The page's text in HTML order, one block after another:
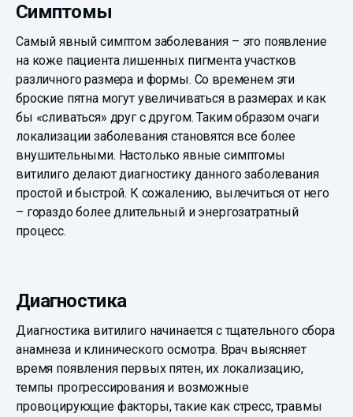
Симптомы
Самый явный симптом заболевания – это появление
на коже пациента лишенных пигмента участков
различного размера и формы. Со временем эти
броские пятна могут увеличиваться в размерах и как
бы «сливаться» друг с другом. Таким образом очаги
локализации заболевания становятся все более
внушительными. Настолько явные симптомы
витилиго делают диагностику данного заболевания
простой и быстрой. К сожалению, вылечиться от него
– гораздо более длительный и энергозатратный
процесс.
Диагностика
Диагностика витилиго начинается с тщательного сбора
анамнеза и клинического осмотра. Врач выясняет
время появления первых пятен, их локализацию,
темпы прогрессирования и возможные
провоцирующие факторы, такие как стресс, травмы